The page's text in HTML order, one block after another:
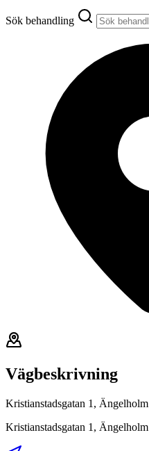
Sök behandling
Vägbeskrivning
Kristianstadsgatan 1, Ängelholm
Kristianstadsgatan 1, Ängelholm